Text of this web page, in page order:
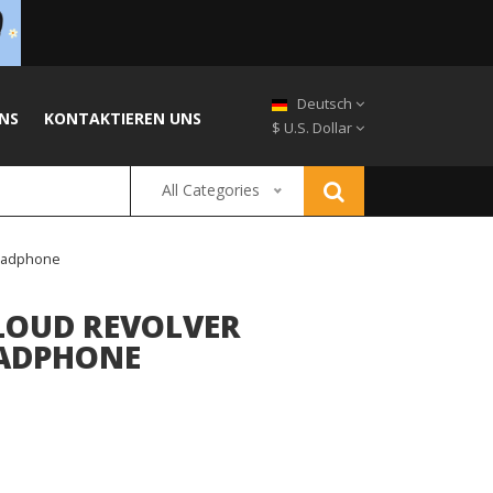
KONTAKTIEREN UNS
Deutsch
$ U.S. Dollar
All Categories
REVOLVER